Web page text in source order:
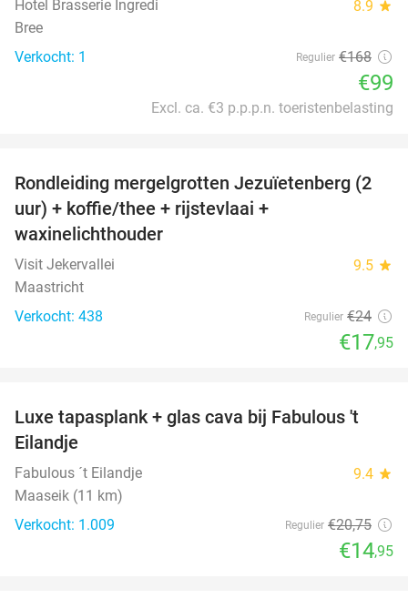
Hotel Brasserie Ingredi 8.9 star
Bree
Verkocht: 1
Regulier €168
€99
Excl. ca. €3 p.p.p.n. toeristenbelasting
25%
Rondleiding mergelgrotten Jezuïetenberg (2
uur) + koffie/thee + rijstevlaai +
waxinelichthouder
Visit Jekervallei 9.5 star
Maastricht
Verkocht: 438
Regulier €24
€17,95
28%
Luxe tapasplank + glas cava bij Fabulous 't
Eilandje
Fabulous ´t Eilandje 9.4 star
Maaseik (11 km)
Verkocht: 1.009
Regulier €20,75
€14,95